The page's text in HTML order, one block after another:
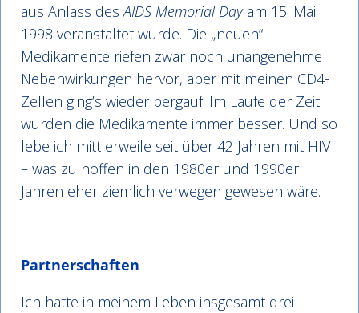
aus Anlass desAIDS Memorial Dayam 15. Mai
1998 veranstaltet wurde. Die „neuen“
Medikamente riefen zwar noch unangenehme
Nebenwirkungen hervor, aber mit meinen CD4-
Zellen ging’s wieder bergauf. Im Laufe der Zeit
wurden die Medikamente immer besser. Und so
lebe ich mittlerweile seit über 42 Jahren mit HIV
– was zu hoffen in den 1980er und 1990er
Jahren eher ziemlich verwegen gewesen wäre.
Partnerschaften
Ich hatte in meinem Leben insgesamt drei